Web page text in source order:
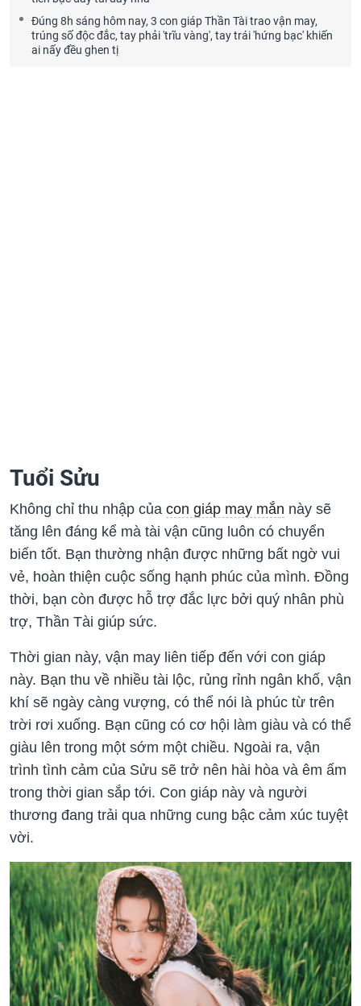
Đúng 8h sáng hôm nay, 3 con giáp Thần Tài trao vận may,
trúng số độc đắc, tay phải 'trĩu vàng', tay trái 'hứng bạc' khiến
ai nấy đều ghen tị
Tuổi Sửu
Không chỉ thu nhập của con giáp may mắn này sẽ
tăng lên đáng kể mà tài vận cũng luôn có chuyển
biến tốt. Bạn thường nhận được những bất ngờ vui
vẻ, hoàn thiện cuộc sống hạnh phúc của mình. Đồng
thời, bạn còn được hỗ trợ đắc lực bởi quý nhân phù
trợ, Thần Tài giúp sức.
Thời gian này, vận may liên tiếp đến với con giáp
này. Bạn thu về nhiều tài lộc, rủng rỉnh ngân khố, vận
khí sẽ ngày càng vượng, có thể nói là phúc từ trên
trời rơi xuống. Bạn cũng có cơ hội làm giàu và có thể
giàu lên trong một sớm một chiều. Ngoài ra, vận
trình tình cảm của Sửu sẽ trở nên hài hòa và êm ấm
trong thời gian sắp tới. Con giáp này và người
thương đang trải qua những cung bậc cảm xúc tuyệt
vời.